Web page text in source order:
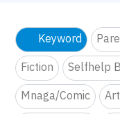
Keyword
Fiction
Selfhelp
Mnaga/Comic